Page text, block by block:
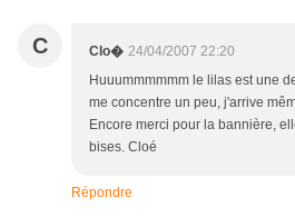
C Clo� 24/04/2007 22:20
Huuummmmmm le lilas est une
me concentre un peu, j'arrive
Encore merci pour la bannière,
bises. Cloé
Répondre